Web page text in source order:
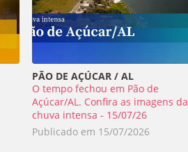
PÃO DE AÇÚCAR / AL
O tempo fechou em Pão de
Açúcar/AL. Confira as imagens da
chuva intensa - 15/07/26
Publicado em 15/07/2026